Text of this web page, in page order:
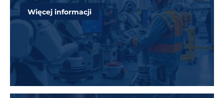
Więcej informacji